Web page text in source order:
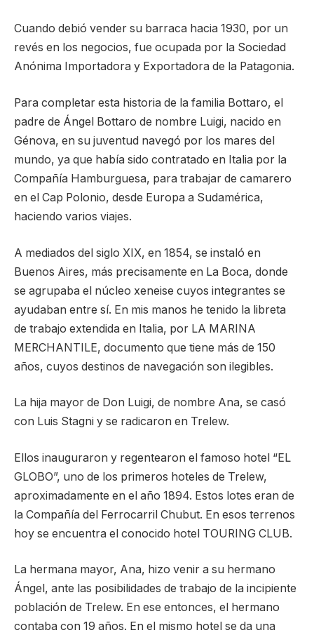
Cuando debió vender su barraca hacia 1930, por un
revés en los negocios, fue ocupada por la Sociedad
Anónima Importadora y Exportadora de la Patagonia.
Para completar esta historia de la familia Bottaro, el
padre de Ángel Bottaro de nombre Luigi, nacido en
Génova, en su juventud navegó por los mares del
mundo, ya que había sido contratado en Italia por la
Compañía Hamburguesa, para trabajar de camarero
en el Cap Polonio, desde Europa a Sudamérica,
haciendo varios viajes.
A mediados del siglo XIX, en 1854, se instaló en
Buenos Aires, más precisamente en La Boca, donde
se agrupaba el núcleo xeneise cuyos integrantes se
ayudaban entre sí. En mis manos he tenido la libreta
de trabajo extendida en Italia, por LA MARINA
MERCHANTILE, documento que tiene más de 150
años, cuyos destinos de navegación son ilegibles.
La hija mayor de Don Luigi, de nombre Ana, se casó
con Luis Stagni y se radicaron en Trelew.
Ellos inauguraron y regentearon el famoso hotel “EL
GLOBO”, uno de los primeros hoteles de Trelew,
aproximadamente en el año 1894. Estos lotes eran de
la Compañía del Ferrocarril Chubut. En esos terrenos
hoy se encuentra el conocido hotel TOURING CLUB.
La hermana mayor, Ana, hizo venir a su hermano
Ángel, ante las posibilidades de trabajo de la incipiente
población de Trelew. En ese entonces, el hermano
contaba con 19 años. En el mismo hotel se da una